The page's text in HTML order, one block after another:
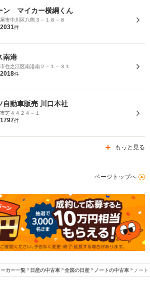
ン マイカー横綱くん
市中川区八熊３－１８－８
2031件
南港
住之江区南港南２－１－３１
2018件
自動車販売 川口本社
芝４４２４－１
1797件
もっと見る
ページトップへ
カー一覧 日産の中古車 全国の日産 ノートの中古車 ノー